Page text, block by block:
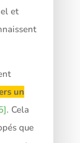
et
un
. Cela
que